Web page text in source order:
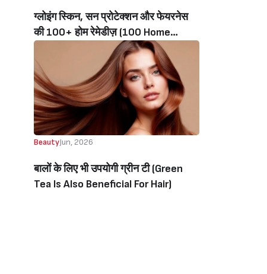
ग्लोइंग स्किन, सन प्रोटेक्शन और फेयरनेस
की 100+ होम रेमेडीज़ (100 Home
Remedies For Glowing Skin, UV
Protection, Fairness, Dark Circles)
BeautyJun, 2026
बालों के लिए भी उपयोगी ग्रीन टी (Green
Tea Is Also Beneficial For Hair)